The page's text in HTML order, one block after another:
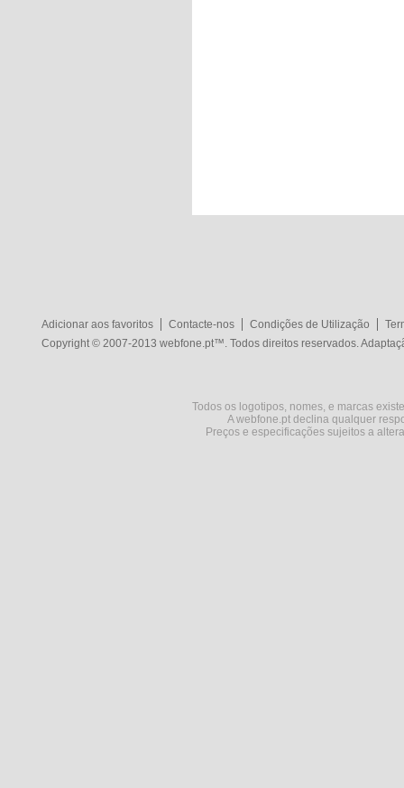
Adicionar aos favoritos Contacte-nos Condições de Utilização
Copyright © 2007-2013 webfone.pt™. Todos direitos reservados.
Todos os logotipos, nomes, e marcas
A webfone.pt declina qualquer
Preços e especificações sujeitos a